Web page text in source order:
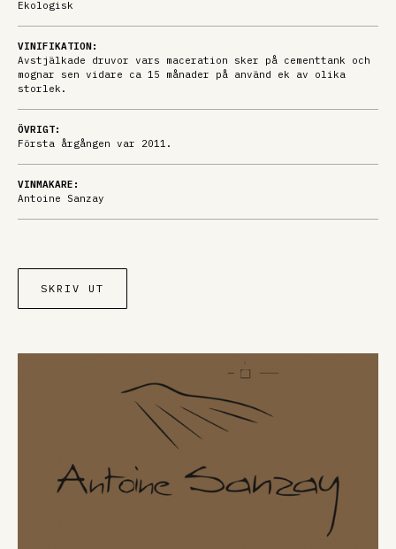
Ekologisk
VINIFIKATION:
Avstjälkade druvor vars maceration sker på cementtank och
mognar sen vidare ca 15 månader på använd ek av olika
storlek.
ÖVRIGT:
Första årgången var 2011.
VINMAKARE:
Antoine Sanzay
SKRIV UT